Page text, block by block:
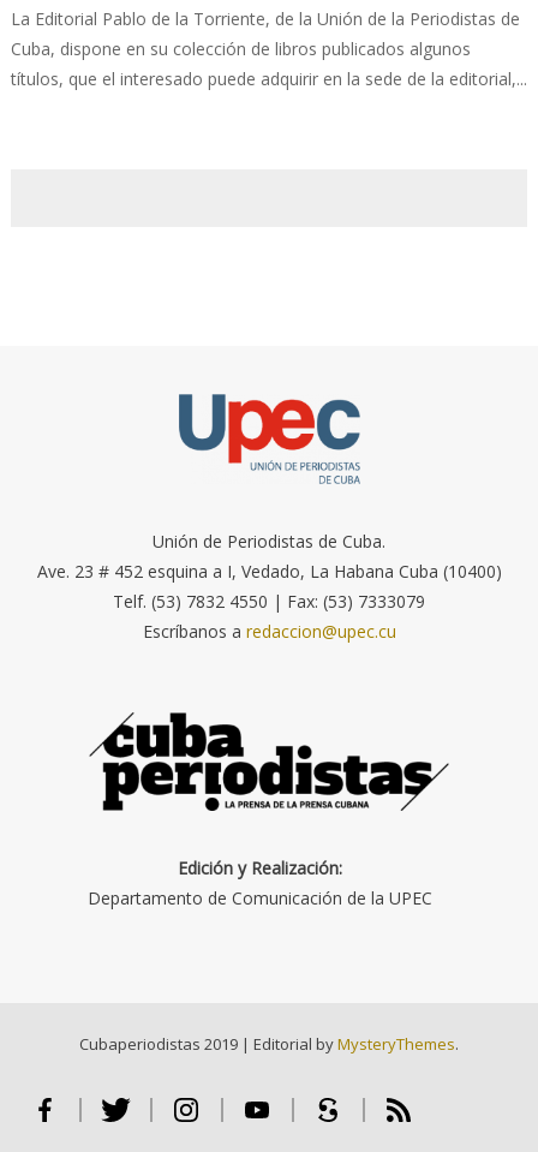
La Editorial Pablo de la Torriente, de la Unión de la Periodistas de
Cuba, dispone en su colección de libros publicados algunos
títulos, que el interesado puede adquirir en la sede de la editorial,...
Unión de Periodistas de Cuba.
Ave. 23 # 452 esquina a I, Vedado, La Habana Cuba (10400)
Telf. (53) 7832 4550 | Fax: (53) 7333079
Escríbanos a redaccion@upec.cu
Edición y Realización:
Departamento de Comunicación de la UPEC
Cubaperiodistas 2019 | Editorial byMysteryThemes.
Facebook Twitter Instagram Youtube Scribd RSS